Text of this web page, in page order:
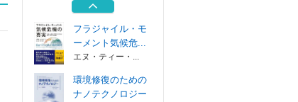
文藝春秋
フラジャイル・モ
ーメント気候危...
エヌ・ティー・...
環境修復のための
ナノテクノロジー